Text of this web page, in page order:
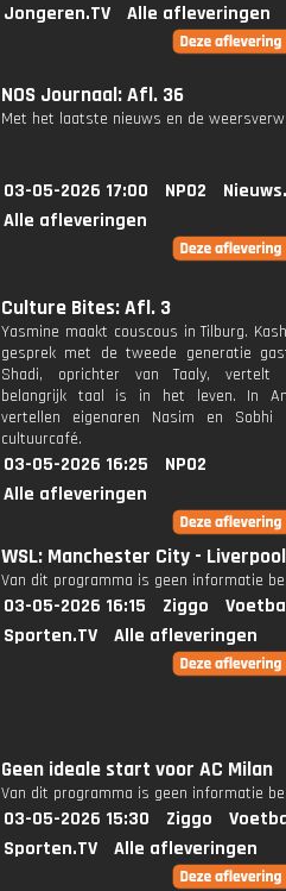
Jongeren.TV
Alle afleveringen
NOS Journaal: Afl. 36
Met het laatste nieuws en de
03-05-2026 17:00 NPO2
Alle afleveringen
Culture Bites: Afl. 3
Yasmine maakt couscous in Tilburg.
gesprek met de tweede generatie
Shadi, oprichter van Taaly, vertelt
belangrijk taal is in het leven. In
vertellen eigenaren Nasim en Sobhi
cultuurcafé.
03-05-2026 16:25
NPO2
Alle afleveringen
WSL: Manchester City - Liverpool
Van dit programma is geen informatie
03-05-2026 16:15 Ziggo
Sporten.TV
Alle afleveringen
Geen ideale start voor AC Milan
Van dit programma is geen informatie
03-05-2026 15:30 Ziggo
Sporten.TV
Alle afleveringen